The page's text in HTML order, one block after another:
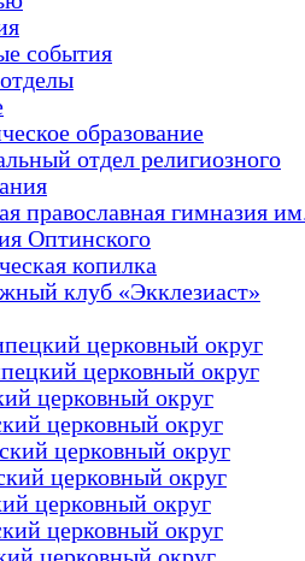
события
образование
отдел религиозного
православная гимназия
Оптинского
копилка
клуб «Экклезиаст»
церковный округ
церковный округ
церковный округ
церковный округ
церковный округ
церковный округ
церковный округ
церковный округ